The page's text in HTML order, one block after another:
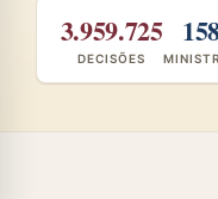
3.959.725
DECISÕES